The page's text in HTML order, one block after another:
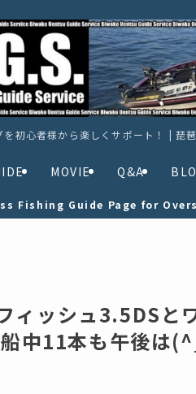
初心者様から楽しくサポート！ | 琵
MOVIE Q&A
Fishing Guide Page for
ィッシュ3.5DSと
中11本も午後は